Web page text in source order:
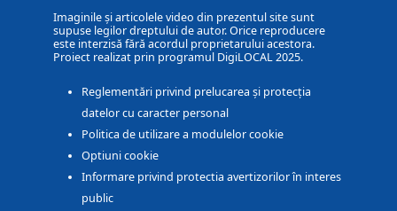
Imaginile și articolele video din prezentul site sunt
supuse legilor dreptului de autor. Orice reproducere
este interzisă fără acordul proprietarului acestora.
Proiect realizat prin programul DigiLOCAL 2025.
Reglementări privind prelucarea și protecția
datelor cu caracter personal
Politica de utilizare a modulelor cookie
Optiuni cookie
Informare privind protectia avertizorilor în interes
public